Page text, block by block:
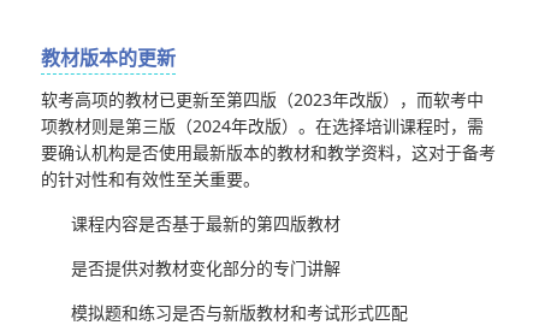
教材版本的更新
软考高项的教材已更新至第四版（2023年改版），而软考中
项教材则是第三版（2024年改版）。在选择培训课程时，需
要确认机构是否使用最新版本的教材和教学资料，这对于备考
的针对性和有效性至关重要。
课程内容是否基于最新的第四版教材
是否提供对教材变化部分的专门讲解
模拟题和练习是否与新版教材和考试形式匹配